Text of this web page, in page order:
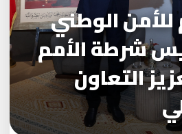
للأمن الوطني
شرطة الأمم
التعاون